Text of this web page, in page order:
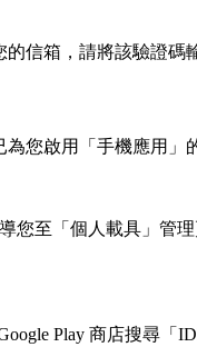
信箱，請將該驗證碼
您啟用「手機應用」
您至「個人載具」管理
Play 商店搜尋